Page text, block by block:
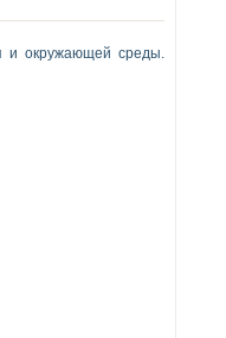
и окружающей среды.